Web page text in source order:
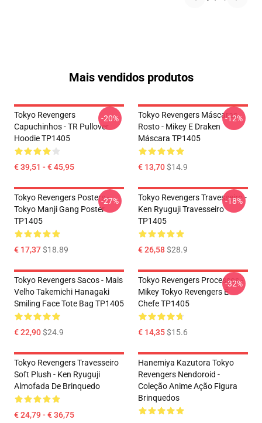
Mais vendidos produtos
Tokyo Revengers
Capuchinhos - TR Pullover
Hoodie TP1405
€ 39,51 - € 45,95
-20%
Tokyo Revengers Máscaras
Rosto - Mikey E Draken
Máscara TP1405
€ 13,70$14.9
-12%
Tokyo Revengers Posters -
Tokyo Manji Gang Poster
TP1405
€ 17,37$18.89
-27%
Tokyo Revengers Travesseiro -
Ken Ryuguji Travesseiro
TP1405
€ 26,58$28.9
-18%
Tokyo Revengers Sacos - Mais
Velho Takemichi Hanagaki
Smiling Face Tote Bag TP1405
€ 22,90$24.9
Tokyo Revengers Processos -
Mikey Tokyo Revengers É
Chefe TP1405
€ 14,35$15.6
-32%
Tokyo Revengers Travesseiro
Soft Plush - Ken Ryuguji
Almofada De Brinquedo
€ 24,79 - € 36,75
Hanemiya Kazutora Tokyo
Revengers Nendoroid -
Coleção Anime Ação Figura
Brinquedos